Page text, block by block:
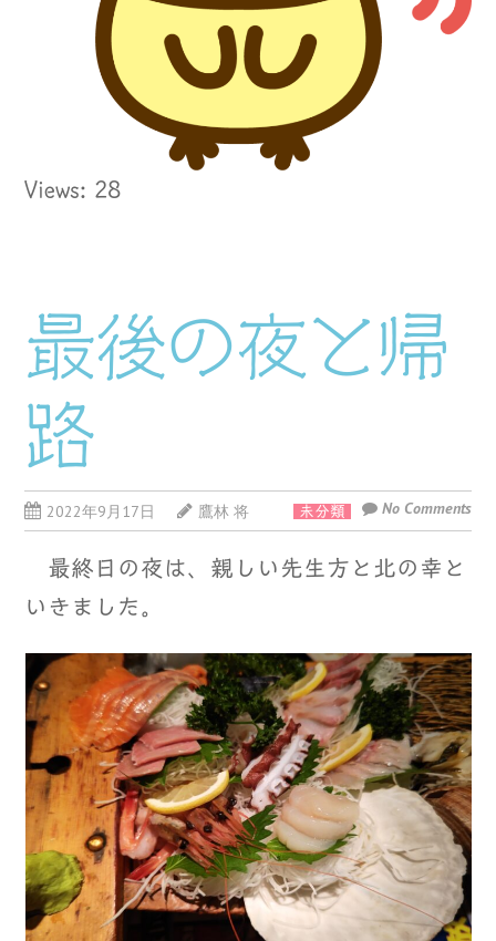
Views: 28
最後の夜と帰
路
2022年9月17日 鷹林 将 未分類 No Comments
最終日の夜は、親しい先生方と北の幸と
いきました。